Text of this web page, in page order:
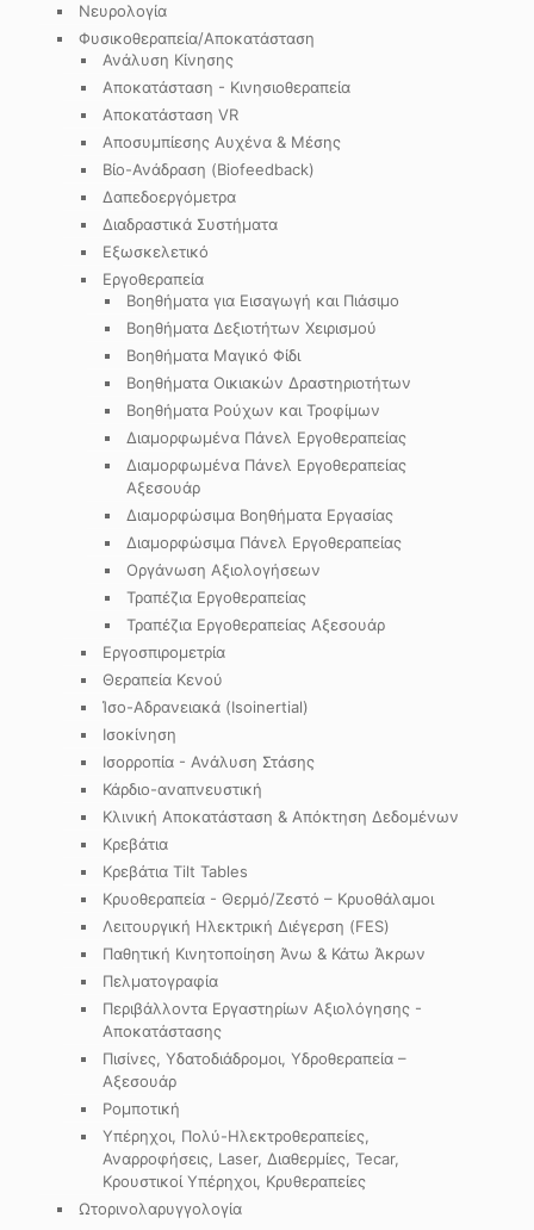
Νευρολογία
Φυσικοθεραπεία/Αποκατάσταση
Ανάλυση Κίνησης
Αποκατάσταση - Κινησιοθεραπεία
Αποκατάσταση VR
Αποσυμπίεσης Αυχένα & Μέσης
Βίο-Ανάδραση (Biofeedback)
Δαπεδοεργόμετρα
Διαδραστικά Συστήματα
Εξωσκελετικό
Εργοθεραπεία
Βοηθήματα για Εισαγωγή και Πιάσιμο
Βοηθήματα Δεξιοτήτων Χειρισμού
Βοηθήματα Μαγικό Φίδι
Βοηθήματα Οικιακών Δραστηριοτήτων
Βοηθήματα Ρούχων και Τροφίμων
Διαμορφωμένα Πάνελ Εργοθεραπείας
Διαμορφωμένα Πάνελ Εργοθεραπείας
Αξεσουάρ
Διαμορφώσιμα Βοηθήματα Εργασίας
Διαμορφώσιμα Πάνελ Εργοθεραπείας
Οργάνωση Αξιολογήσεων
Τραπέζια Εργοθεραπείας
Τραπέζια Εργοθεραπείας Αξεσουάρ
Εργοσπιρομετρία
Θεραπεία Κενού
Ίσο-Αδρανειακά (Isoinertial)
Ισοκίνηση
Ισορροπία - Ανάλυση Στάσης
Κάρδιο-αναπνευστική
Κλινική Αποκατάσταση & Απόκτηση Δεδομένων
Κρεβάτια
Κρεβάτια Tilt Tables
Κρυοθεραπεία - Θερμό/Ζεστό – Κρυοθάλαμοι
Λειτουργική Ηλεκτρική Διέγερση (FES)
Παθητική Κινητοποίηση Άνω & Κάτω Άκρων
Πελματογραφία
Περιβάλλοντα Εργαστηρίων Αξιολόγησης -
Αποκατάστασης
Πισίνες, Υδατοδιάδρομοι, Υδροθεραπεία –
Αξεσουάρ
Ρομποτική
Υπέρηχοι, Πολύ-Ηλεκτροθεραπείες,
Αναρροφήσεις, Laser, Διαθερμίες, Tecar,
Κρουστικοί Υπέρηχοι, Κρυθεραπείες
Ωτορινολαρυγγολογία